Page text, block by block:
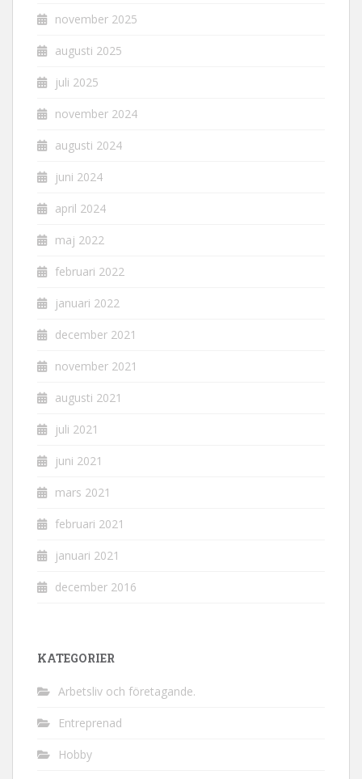
november 2025
augusti 2025
juli 2025
november 2024
augusti 2024
juni 2024
april 2024
maj 2022
februari 2022
januari 2022
december 2021
november 2021
augusti 2021
juli 2021
juni 2021
mars 2021
februari 2021
januari 2021
december 2016
KATEGORIER
Arbetsliv och företagande.
Entreprenad
Hobby